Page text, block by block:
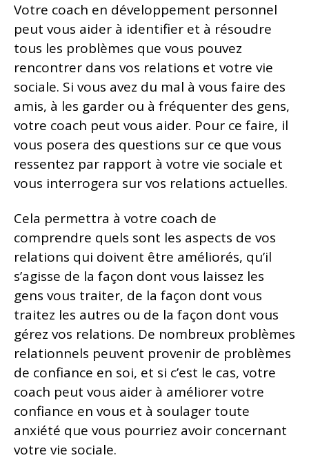
Votre coach en développement personnel
peut vous aider à identifier et à résoudre
tous les problèmes que vous pouvez
rencontrer dans vos relations et votre vie
sociale. Si vous avez du mal à vous faire des
amis, à les garder ou à fréquenter des gens,
votre coach peut vous aider. Pour ce faire, il
vous posera des questions sur ce que vous
ressentez par rapport à votre vie sociale et
vous interrogera sur vos relations actuelles.
Cela permettra à votre coach de
comprendre quels sont les aspects de vos
relations qui doivent être améliorés, qu’il
s’agisse de la façon dont vous laissez les
gens vous traiter, de la façon dont vous
traitez les autres ou de la façon dont vous
gérez vos relations. De nombreux problèmes
relationnels peuvent provenir de problèmes
de confiance en soi, et si c’est le cas, votre
coach peut vous aider à améliorer votre
confiance en vous et à soulager toute
anxiété que vous pourriez avoir concernant
votre vie sociale.